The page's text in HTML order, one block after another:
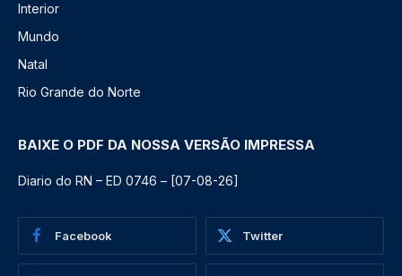
Interior
Mundo
Natal
Rio Grande do Norte
BAIXE O PDF DA NOSSA VERSÃO IMPRESSA
Diario do RN – ED 0746 – [07-08-26]
Facebook Twitter